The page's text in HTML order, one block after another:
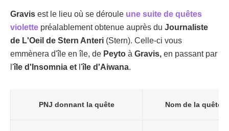
Gravis est le lieu où se déroule une suite de quêtes
violette préalablement obtenue auprès du Journaliste
de L'Oeil de Stern Anteri (Stern). Celle-ci vous
emmènera d'île en île, de Peyto à Gravis, en passant par
l'île d'Insomnia et l'île d'Aiwana.
PNJ donnant la quête Nom de la quête